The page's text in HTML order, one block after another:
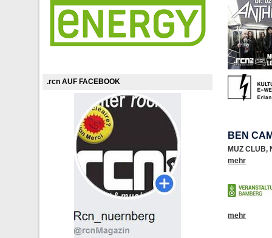
.rcn AUF FACEBOOK
BEN
MUZ CLUB,
mehr
mehr